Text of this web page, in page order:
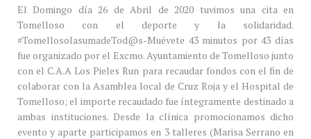
El Domingo día 26 de Abril de 2020 tuvimos una cita en
Tomelloso con el deporte y la solidaridad.
#TomellosolasumadeTod@s-Muévete 43 minutos por 43 días
fue organizado por el Excmo. Ayuntamiento de Tomelloso junto
con el C.A.A Los Pieles Run para recaudar fondos con el fin de
colaborar con la Asamblea local de Cruz Roja y el Hospital de
Tomelloso; el importe recaudado fue íntegramente destinado a
ambas instituciones. Desde la clínica promocionamos dicho
evento y aparte participamos en 3 talleres (Marisa Serrano en